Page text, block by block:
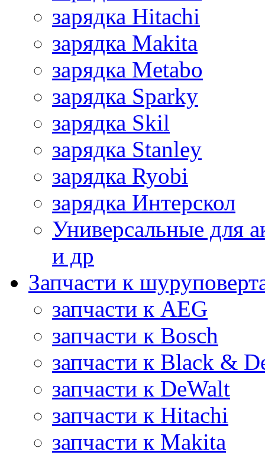
зарядка Hitachi
зарядка Makita
зарядка Metabo
зарядка Sparky
зарядка Skil
зарядка Stanley
зарядка Ryobi
зарядка Интерскол
Универсальные для
и др
Запчасти к
запчасти к AEG
запчасти к Bosch
запчасти к Black &
запчасти к DeWalt
запчасти к Hitachi
запчасти к Makita